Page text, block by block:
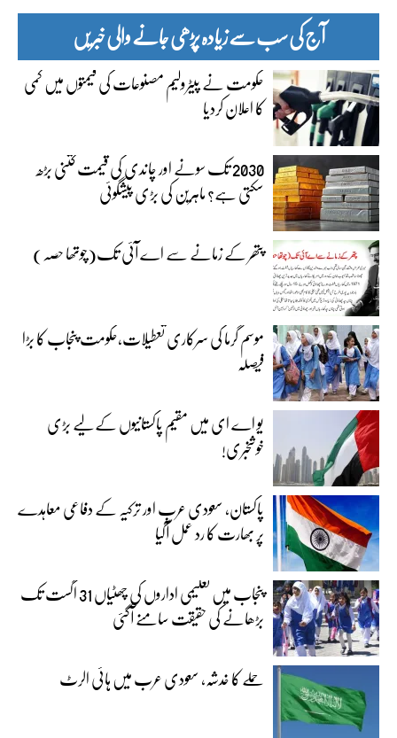
آج کی سب سے زیادہ پڑھی جانے والی خبریں
حکومت نے پیٹرولیم مصنوعات کی قیمتوں میں کمی
کا اعلان کردیا
2030 تک سونے اور چاندی کی قیمت کتنی بڑھ
سکتی ہے؟ ماہرین کی بڑی پیشگوئی
پتھر کے زمانے سے اے آئی تک(چوتھا حصہ)
موسم گرما کی سرکاری تعطیلات،حکومت پنجاب کا بڑا
فیصلہ
یو اے ای میں مقیم پاکستانیوں کے لیے بڑی
خوشخبری!
پاکستان، سعودی عرب اور ترکیہ کے دفاعی معاہدے
پر بھارت کا رد عمل آگیا
پنجاب میں تعلیمی اداروں کی چھٹیاں 31 اگست تک
بڑھانے کی حقیقت سامنے آگئی
حملے کا خدشہ، سعودی عرب میں ہائی الرٹ